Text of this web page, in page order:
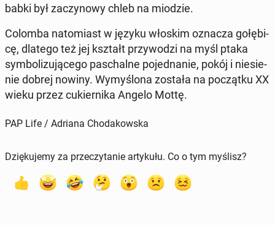
babki był za­czy­no­wy chleb na miodzie.
Colomba na­to­miast w języku włoskim oznacza go­łę­bi­
cę, dlatego też jej kształt przy­wo­dzi na myśl ptaka
sym­bo­li­zu­ją­ce­go pas­chal­ne po­jed­na­nie, pokój i nie­sie­
nie dobrej nowiny. Wy­my­ślo­na została na po­cząt­ku XX
wieku przez cu­kier­ni­ka Angelo Mottę.
PAP Life / Adriana Chodakowska
Dziękujemy za przeczytanie artykułu. Co o tym myślisz?